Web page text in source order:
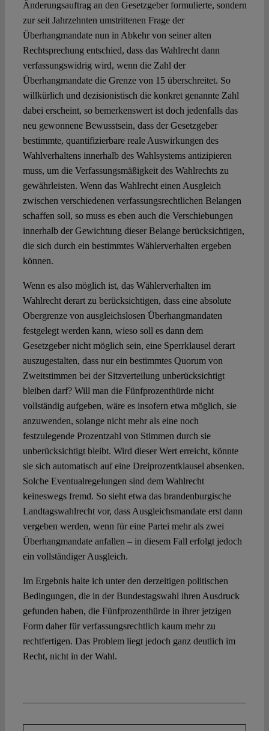
Änderungsauftrag an den Gesetzgeber formulierte, sondern
zur seit Jahrzehnten umstrittenen Frage der
Überhangmandate nun in Abkehr von seiner alten
Rechtsprechung entschied, dass das Wahlrecht dann
verfassungswidrig wird, wenn die Zahl der
Überhangmandate die Grenze von 15 überschreitet. So
willkürlich und dezisionistisch die konkret genannte Zahl
dabei erscheint, so bemerkenswert ist doch jedenfalls das
neu gewonnene Bewusstsein, dass der Gesetzgeber
bestimmte, quantifizierbare reale Auswirkungen des
Wahlverhaltens innerhalb des Wahlsystems antizipieren
muss, um die Verfassungsmäßigkeit des Wahlrechts zu
gewährleisten. Wenn das Wahlrecht einen Ausgleich
zwischen verschiedenen verfassungsrechtlichen Belangen
schaffen soll, so muss es eben auch die Verschiebungen
innerhalb der Gewichtung dieser Belange berücksichtigen,
die sich durch ein bestimmtes Wählerverhalten ergeben
können.
Wenn es also möglich ist, das Wählerverhalten im
Wahlrecht derart zu berücksichtigen, dass eine absolute
Obergrenze von ausgleichslosen Überhangmandaten
festgelegt werden kann, wieso soll es dann dem
Gesetzgeber nicht möglich sein, eine Sperrklausel derart
auszugestalten, dass nur ein bestimmtes Quorum von
Zweitstimmen bei der Sitzverteilung unberücksichtigt
bleiben darf? Will man die Fünfprozenthürde nicht
vollständig aufgeben, wäre es insofern etwa möglich, sie
anzuwenden, solange nicht mehr als eine noch
festzulegende Prozentzahl von Stimmen durch sie
unberücksichtigt bleibt. Wird dieser Wert erreicht, könnte
sie sich automatisch auf eine Dreiprozentklausel absenken.
Solche Eventualregelungen sind dem Wahlrecht
keineswegs fremd. So sieht etwa das brandenburgische
Landtagswahlrecht vor, dass Ausgleichsmandate erst dann
vergeben werden, wenn für eine Partei mehr als zwei
Überhangmandate anfallen – in diesem Fall erfolgt jedoch
ein vollständiger Ausgleich.
Im Ergebnis halte ich unter den derzeitigen politischen
Bedingungen, die in der Bundestagswahl ihren Ausdruck
gefunden haben, die Fünfprozenthürde in ihrer jetzigen
Form daher für verfassungsrechtlich kaum mehr zu
rechtfertigen. Das Problem liegt jedoch ganz deutlich im
Recht, nicht in der Wahl.